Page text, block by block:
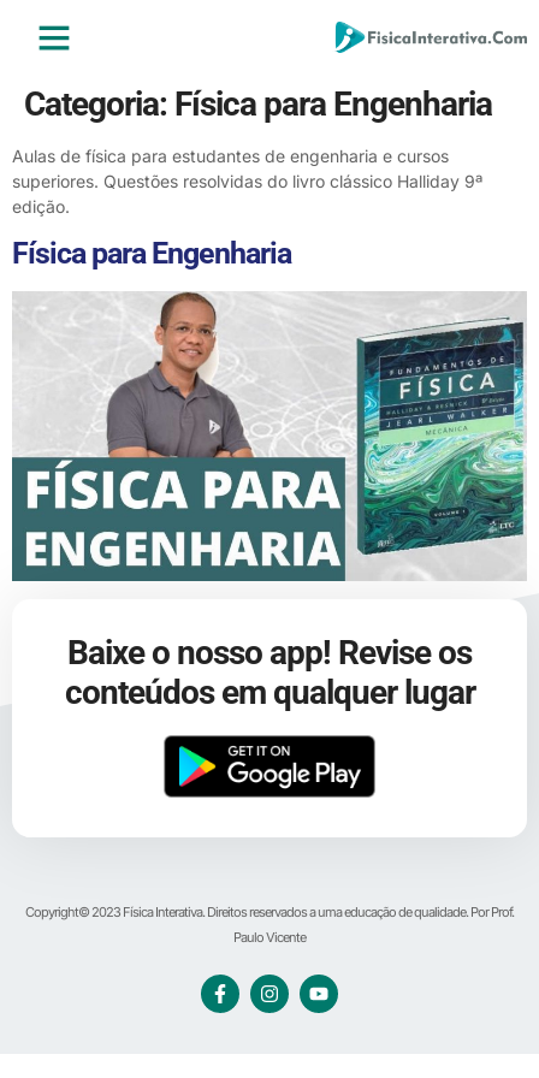
Categoria: Física para Engenharia
Aulas de física para estudantes de engenharia e cursos
superiores. Questões resolvidas do livro clássico Halliday 9ª
edição.
Física para Engenharia
Baixe o nosso app! Revise os
conteúdos em qualquer lugar
Copyright© 2023 Física Interativa. Direitos reservados a uma educação de qualidade. Por Prof.
Paulo Vicente